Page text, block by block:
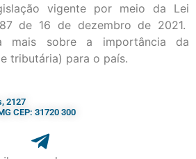
vigente por meio da Lei
de 16 de dezembro de 2021.
mais sobre a importância da
tributária) para o país.
2127
CEP: 31720 300